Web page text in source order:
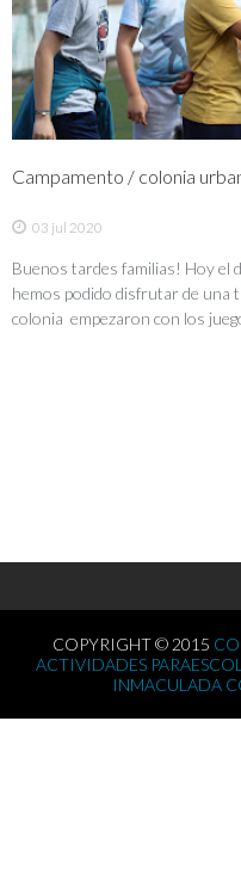
Campamento / colonia
03 jul 2020
Buenos tardes familias! Hoy el
hemos podido disfrutar de una
colonia empezaron con los
COPYRIGHT © 2015
ACTIVIDADES
INMACULADA